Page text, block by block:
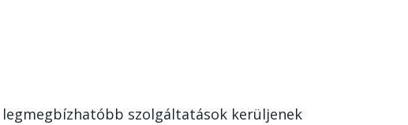
szolgáltatások kerüljenek